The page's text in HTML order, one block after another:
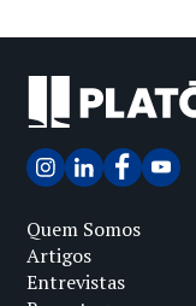
Quem Somos
Artigos
Entrevistas